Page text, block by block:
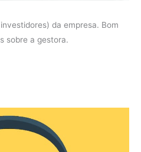
da empresa. Bom
sobre a gestora.